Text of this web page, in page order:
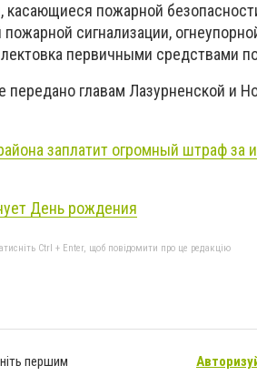
пожарной
сигнализации,
первичными средствами
главам Лазурненской и
заплатит огромный штраф за
День рождения
Ctrl + Enter, щоб повідомити про це редакцію
першим